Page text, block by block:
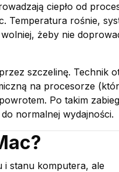
ciepło od
Temperatura rośnie,
żeby nie
szczelinę. Technik
na procesorze
Po takim
normalnej wydajności.
i stanu komputera, ale